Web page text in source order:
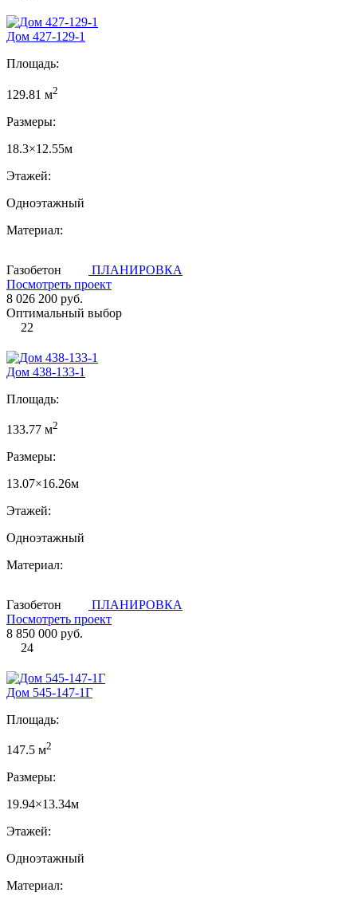
Дом 427-129-1
Площадь:
129.81 м2
Размеры:
18.3×12.55м
Этажей:
Одноэтажный
Материал:
Газобетон
ПЛАНИРОВКА
Посмотреть проект
8 026 200 руб.
Оптимальный выбор
22
Дом 438-133-1
Площадь:
133.77 м2
Размеры:
13.07×16.26м
Этажей:
Одноэтажный
Материал:
Газобетон
ПЛАНИРОВКА
Посмотреть проект
8 850 000 руб.
24
Дом 545-147-1Г
Площадь:
147.5 м2
Размеры:
19.94×13.34м
Этажей:
Одноэтажный
Материал: